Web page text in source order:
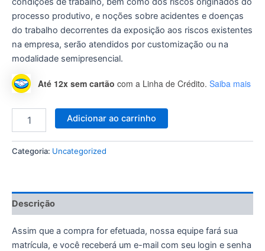
processo produtivo, e noções sobre acidentes e doenças
do trabalho decorrentes da exposição aos riscos existentes
na empresa, serão atendidos por customização ou na
modalidade semipresencial.
Até 12x sem cartão com a Linha de Crédito. Saiba mais
Adicionar ao carrinho
Categoria: Uncategorized
Descrição
Assim que a compra for efetuada, nossa equipe fará sua
matrícula, e você receberá um e-mail com seu login e senha